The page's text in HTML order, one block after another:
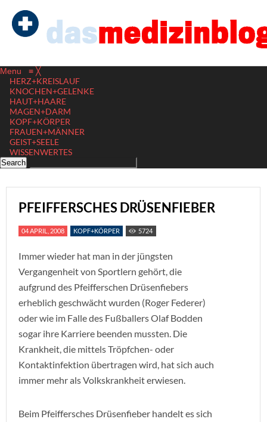
Menu ≡ ╳
HERZ+KREISLAUF
KNOCHEN+GELENKE
HAUT+HAARE
MAGEN+DARM
KOPF+KÖRPER
FRAUEN+MÄNNER
GEIST+SEELE
WISSENWERTES
PFEIFFERSCHES DRÜSENFIEBER
04 APRIL, 2008 KOPF+KÖRPER 5724
Immer wieder hat man in der jüngsten
Vergangenheit von Sportlern gehört, die
aufgrund des Pfeifferschen Drüsenfiebers
erheblich geschwächt wurden (Roger Federer)
oder wie im Falle des Fußballers Olaf Bodden
sogar ihre Karriere beenden mussten. Die
Krankheit, die mittels Tröpfchen- oder
Kontaktinfektion übertragen wird, hat sich auch
immer mehr als Volkskrankheit erwiesen.
Beim Pfeiffersches Drüsenfieber handelt es sich